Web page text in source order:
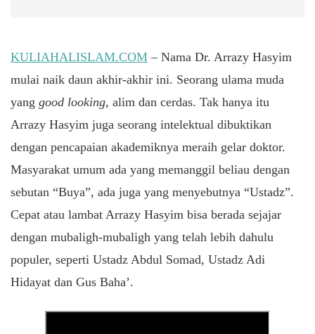
KULIAHALISLAM.COM – Nama Dr. Arrazy Hasyim
mulai naik daun akhir-akhir ini. Seorang ulama muda
yang good looking, alim dan cerdas. Tak hanya itu
Arrazy Hasyim juga seorang intelektual dibuktikan
dengan pencapaian akademiknya meraih gelar doktor.
Masyarakat umum ada yang memanggil beliau dengan
sebutan “Buya”, ada juga yang menyebutnya “Ustadz”.
Cepat atau lambat Arrazy Hasyim bisa berada sejajar
dengan mubaligh-mubaligh yang telah lebih dahulu
populer, seperti Ustadz Abdul Somad, Ustadz Adi
Hidayat dan Gus Baha’.